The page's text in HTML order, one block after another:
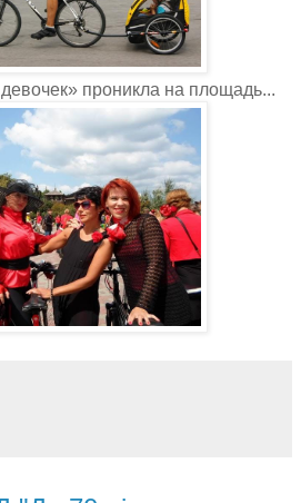
проникла на площадь...